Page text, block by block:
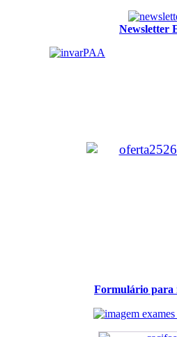
Newsletter
Formulário para